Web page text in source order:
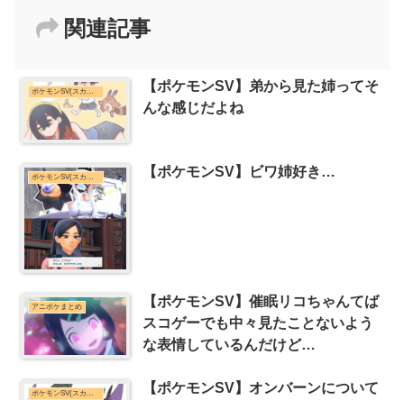
関連記事
ポケモンSV(スカーレット・バイオレット)まとめ
【ポケモンSV】弟から見た姉ってそ
んな感じだよね
ポケモンSV(スカーレット・バイオレット)まとめ 【ポケモンSV】ビワ姉好き…
アニポケまとめ
【ポケモンSV】催眠リコちゃんてば
スコゲーでも中々見たことないよう
な表情しているんだけど…
【ポケモンSV】オンバーンについて